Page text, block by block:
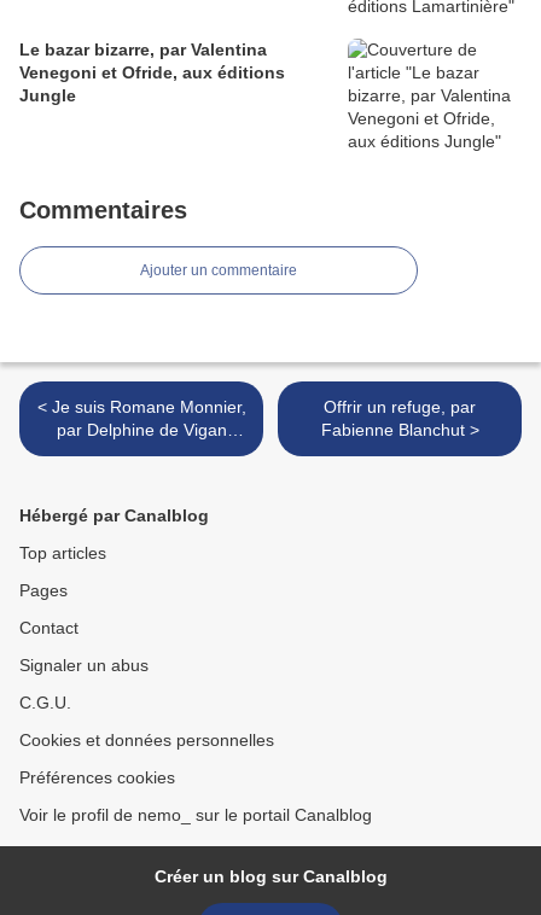
Le bazar bizarre, par Valentina
Venegoni et Ofride, aux éditions
Jungle
Commentaires
Ajouter un commentaire
< Je suis Romane Monnier,
par Delphine de Vigan
(coup de coeur)
Offrir un refuge, par
Fabienne Blanchut >
Hébergé par Canalblog
Top articles
Pages
Contact
Signaler un abus
C.G.U.
Cookies et données personnelles
Préférences cookies
Voir le profil de nemo_ sur le portail Canalblog
Créer un blog sur Canalblog